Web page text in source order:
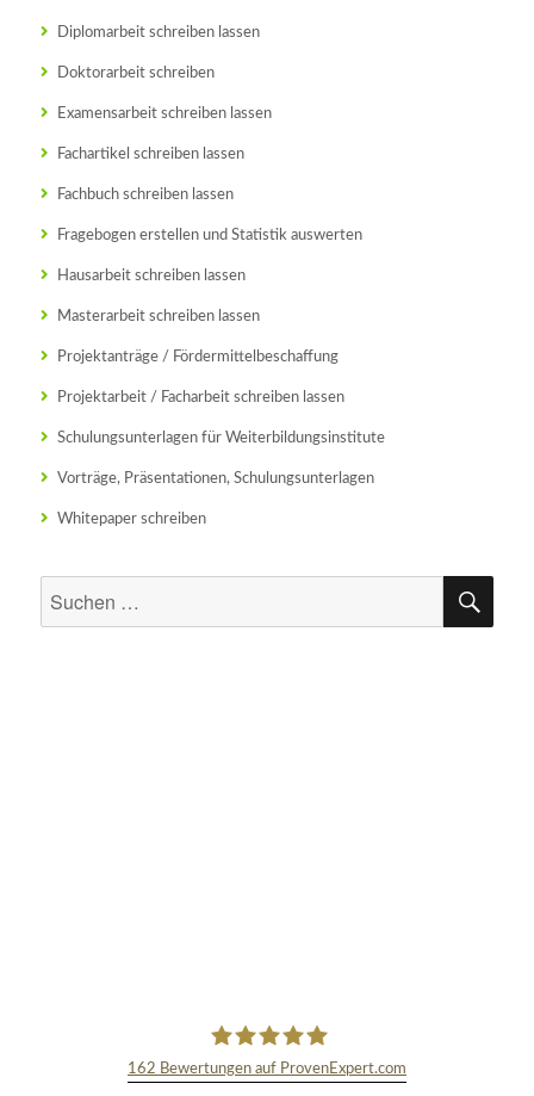
Diplomarbeit schreiben lassen
Doktorarbeit schreiben
Examensarbeit schreiben lassen
Fachartikel schreiben lassen
Fachbuch schreiben lassen
Fragebogen erstellen und Statistik auswerten
Hausarbeit schreiben lassen
Masterarbeit schreiben lassen
Projektanträge / Fördermittelbeschaffung
Projektarbeit / Facharbeit schreiben lassen
Schulungsunterlagen für Weiterbildungsinstitute
Vorträge, Präsentationen, Schulungsunterlagen
Whitepaper schreiben
162 Bewertungen auf ProvenExpert.com